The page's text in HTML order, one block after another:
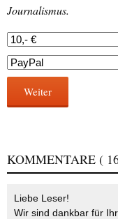
Journalismus.
Weiter
KOMMENTARE (
Liebe Leser!
Wir sind dankbar für